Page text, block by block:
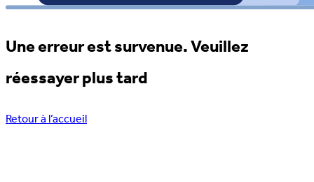
Une erreur est survenue. Veuillez
réessayer plus tard
Retour à l’accueil